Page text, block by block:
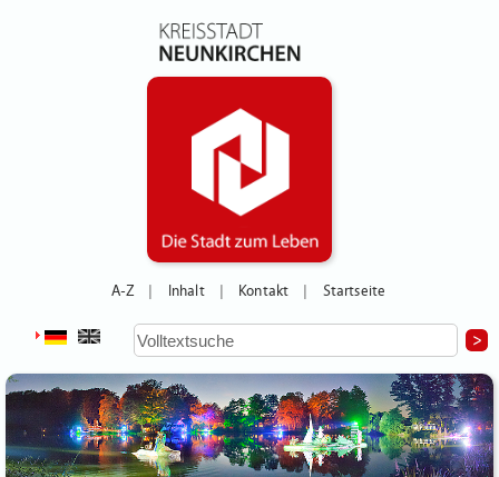
A-Z Inhalt Kontakt Startseite